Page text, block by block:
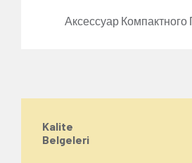
Аксессуар
Kalite
Belgeleri